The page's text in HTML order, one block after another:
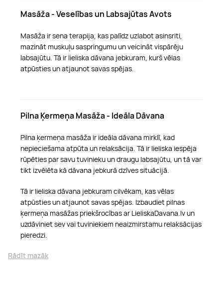
Masāža - Veselības un Labsajūtas Avots
Masāža ir sena terapija, kas palīdz uzlabot asinsriti,
mazināt muskuļu saspringumu un veicināt vispārēju
labsajūtu. Tā ir lieliska dāvana jebkuram, kurš vēlas
atpūsties un atjaunot savas spējas.
Pilna Ķermeņa Masāža - Ideāla Dāvana
Pilna ķermeņa masāža ir ideāla dāvana mirklī, kad
nepieciešama atpūta un relaksācija. Tā ir lieliska iespēja
rūpēties par savu tuvinieku un draugu labsajūtu, un tā var
tikt izvēlēta kā dāvana jebkurā dzīves situācijā.
Tā ir lieliska dāvana jebkuram cilvēkam, kas vēlas
atpūsties un atjaunot savas spējas. Izbaudiet pilnas
ķermeņa masāžas priekšrocības ar LieliskaDavana.lv un
uzdāviniet sev vai tuviniekiem neaizmirstamu relaksācijas
pieredzi.
Rādīt mazāk